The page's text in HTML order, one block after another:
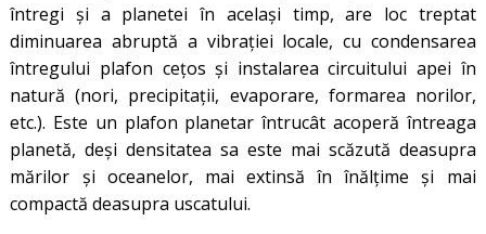
întregi și a planetei în același timp, are loc treptat
diminuarea abruptă a vibrației locale, cu condensarea
întregului plafon cețos și instalarea circuitului apei în
natură (nori, precipitații, evaporare, formarea norilor,
etc.). Este un plafon planetar întrucât acoperă întreaga
planetă, deși densitatea sa este mai scăzută deasupra
mărilor și oceanelor, mai extinsă în înălțime și mai
compactă deasupra uscatului.